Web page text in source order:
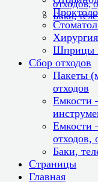
отходов,
Баки,
Хирургия
Шприцы
Сбор отходов
Пакеты
отходов
Емкости
Емкости
отходов,
Баки,
Страницы
Главная